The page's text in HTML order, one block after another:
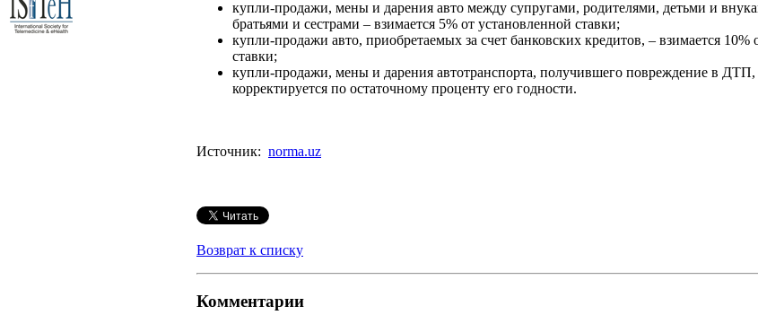
купли-продажи, мены и дарения авто между супругами, родителями, детьми и
братьями и сестрами – взимается 5% от установленной ставки;
купли-продажи авто, приобретаемых за счет банковских кредитов, – взимается 10%
ставки;
купли-продажи, мены и дарения автотранспорта, получившего повреждение в
корректируется по остаточному проценту его годности.
Источник: norma.uz
Возврат к списку
Комментарии